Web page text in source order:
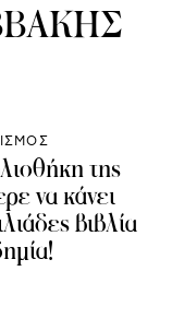
της
να κάνει
βιβλία